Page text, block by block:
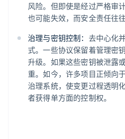
风险。但即使是经过严格审
也可能失效，而安全责任往
治理与密钥控制： 去中心化
式。一些协议保留着管理密
升级。如果这些密钥被泄露
重。如今，许多项目正倾向
治理系统，使变更过程透明
者获得单方面的控制权。